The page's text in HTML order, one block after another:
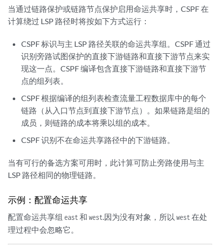
当通过链路保护或链路节点保护启用命运共享时，CSPF 在
计算绕过 LSP 路径时将按如下方式运行：
CSPF 标识与主 LSP 路径关联的命运共享组。CSPF 通过
识别旁路试图保护的直接下游链路和直接下游节点来实
现这一点。CSPF 编译包含直接下游链路和直接下游节
点的组列表。
CSPF 根据编译的组列表检查流量工程数据库中的每个
链路（从入口节点到直接下游节点）。如果链路是组的
成员，则链路的成本将乘以组的成本。
CSPF 识别不在命运共享路径中的下游链路。
当有可行的备选方案可用时，此计算可防止旁路使用与主
LSP 路径相同的物理链路。
示例：配置命运共享
配置命运共享组 east和 west .因为没有对象，所以 west在处
理过程中会忽略它。